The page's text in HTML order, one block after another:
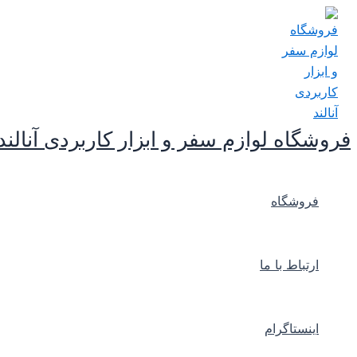
پرش
محتوا
فروشگاه لوازم سفر و ابزار کاربردی
فروشگاه
ارتباط با ما
اینستاگرام